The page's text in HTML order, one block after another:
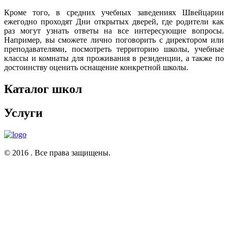
Кроме того, в средних учебных заведениях Швейцарии
ежегодно проходят Дни открытых дверей, где родители как
раз могут узнать ответы на все интересующие вопросы.
Например, вы сможете лично поговорить с директором или
преподавателями, посмотреть территорию школы, учебные
классы и комнаты для проживания в резиденции, а также по
достоинству оценить оснащение конкретной школы.
Каталог школ
Услуги
© 2016 . Все права защищены.